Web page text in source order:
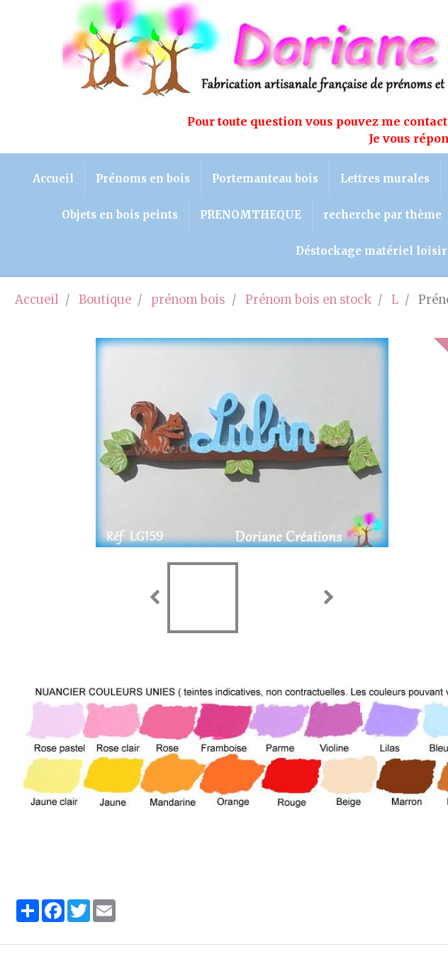
Pour toute question vous pouvez me
Je vous
Accueil Prénoms en bois Portemanteau bois Lettres murales
Objets en bois peints PRENOMTHEQUE recherche par thème
Déstockage matériel
Accueil Boutique prénom bois Prénom bois en stock L
PartagerFacebook
Twitter